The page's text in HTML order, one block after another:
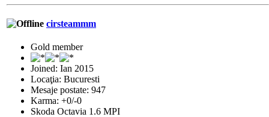
cirsteammm
Gold member
Joined: Ian 2015
Locaţia: Bucuresti
Mesaje postate: 947
Karma: +0/-0
Skoda Octavia 1.6 MPI